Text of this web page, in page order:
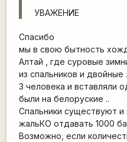
УВАЖЕНИЕ
Спасибо
мы в свою бытность
Алтай , где суровые
из спальников и двойные
3 человека и вставляли
были на белоруские ..
Спальники существуют
жальКО отдавать 1000
Возможно, если